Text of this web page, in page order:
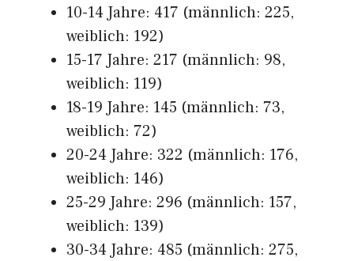
10-14 Jahre: 417 (männlich: 225,
weiblich: 192)
15-17 Jahre: 217 (männlich: 98,
weiblich: 119)
18-19 Jahre: 145 (männlich: 73,
weiblich: 72)
20-24 Jahre: 322 (männlich: 176,
weiblich: 146)
25-29 Jahre: 296 (männlich: 157,
weiblich: 139)
30-34 Jahre: 485 (männlich: 275,